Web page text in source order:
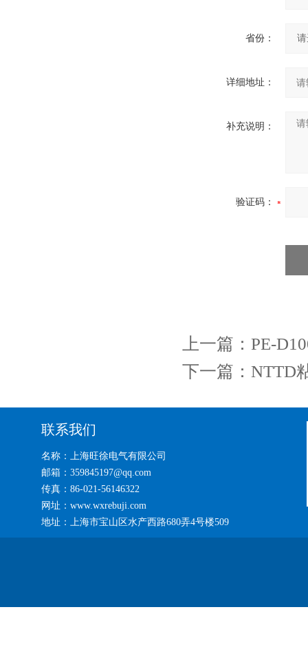
省份：
详细地址：
补充说明：
验证码：
上一篇： PE-
下一篇： NTTD
联系我们
名称：上海旺徐电气有限公司
邮箱：359845197@qq.com
传真：86-021-56146322
网址：www.wxrebuji.com
地址：上海市宝山区水产西路680弄4号楼509